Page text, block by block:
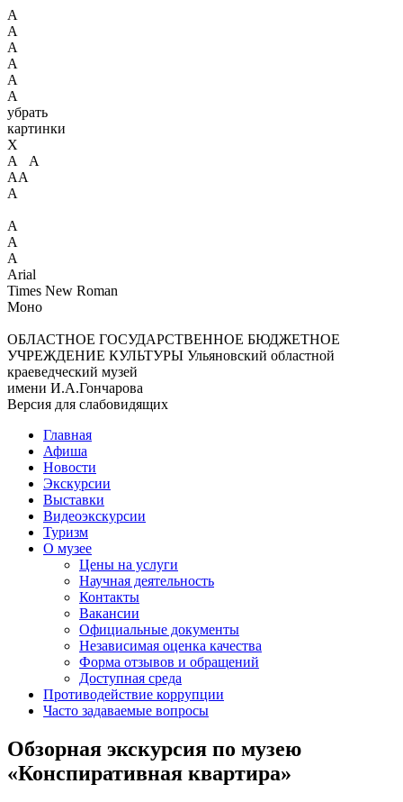
А
А
А
А
А
А
убрать
картинки
X
А А
АА
А
А
А
А
Arial
Times New Roman
Моно
ОБЛАСТНОЕ ГОСУДАРСТВЕННОЕ БЮДЖЕТНОЕ
УЧРЕЖДЕНИЕ КУЛЬТУРЫ Ульяновский областной
краеведческий музей
имени И.А.Гончарова
Версия для слабовидящих
Главная
Афиша
Новости
Экскурсии
Выставки
Видеоэкскурсии
Туризм
О музее
Цены на услуги
Научная деятельность
Контакты
Вакансии
Официальные документы
Независимая оценка качества
Форма отзывов и обращений
Доступная среда
Противодействие коррупции
Часто задаваемые вопросы
Обзорная экскурсия по музею
«Конспиративная квартира»